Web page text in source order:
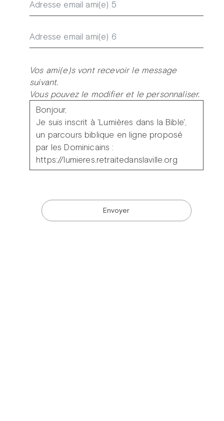
Vos ami(e)s vont recevoir le message
suivant.
Vous pouvez le modifier et le personnaliser.
Envoyer